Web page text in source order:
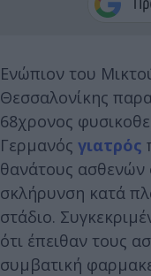
Ενώπιον του
Θεσσαλονίκης
68χρονος
Γερμανός γιατρός
θανάτους ασθενών
σκλήρυνση κατά
στάδιο.
ότι έπειθαν τους
συμβατική